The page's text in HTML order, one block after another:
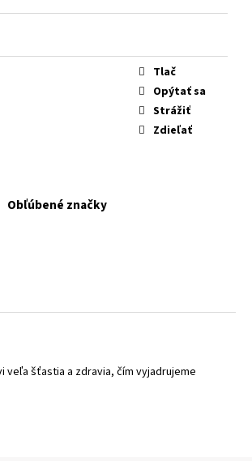
Tlač
Opýtať sa
Strážiť
Zdieľať
Obľúbené značky
veľa šťastia a zdravia, čím vyjadrujeme